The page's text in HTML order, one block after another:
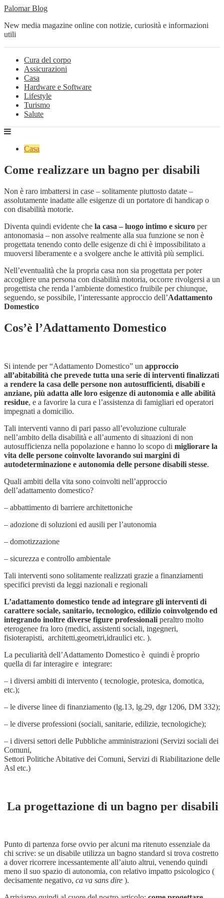
Palomar Blog
New media magazine online con notizie, curiosità e informazioni
utili
Cura del corpo
Assicurazioni
Casa
Hardware e Software
Lifestyle
Turismo
Salute
Casa
Come realizzare un bagno per disabili
Non è raro imbattersi in case – solitamente piuttosto datate –
assolutamente inadatte alle esigenze di un portatore di handicap o
con disabilità motorie.
Diventa quindi evidente che la casa – luogo intimo e sicuro per
antonomasia – non assolve realmente alla sua funzione se non è
progettata tenendo conto delle esigenze di chi è impossibilitato a
muoversi liberamente e a svolgere anche le attività più semplici.
Nell’eventualità che la propria casa non sia progettata per poter
accogliere una persona con disabilità motoria, occorre rivolgersi a un
progettista che renda l’ambiente domestico fruibile per chiunque,
seguendo, se possibile, l’interessante approccio dell’Adattamento
Domestico
Cos’è l’Adattamento Domestico
Si intende per “Adattamento Domestico” un approccio
all’abitabilità che prevede tutta una serie di interventi finalizzati
a rendere la casa delle persone non autosufficienti, disabili e
anziane, più adatta alle loro esigenze di autonomia e alle abilità
residue, e a favorire la cura e l’assistenza di famigliari ed operatori
impegnati a domicilio.
Tali interventi vanno di pari passo all’evoluzione culturale
nell’ambito della disabilità e all’aumento di situazioni di non
autosufficienza nella popolazione e hanno lo scopo di migliorare la
vita delle persone coinvolte lavorando sui margini di
autodeterminazione e autonomia delle persone disabili stesse.
Quali ambiti della vita sono coinvolti nell’approccio
dell’adattamento domestico?
– abbattimento di barriere architettoniche
– adozione di soluzioni ed ausili per l’autonomia
– domotizzazione
– sicurezza e controllo ambientale
Tali interventi sono solitamente realizzati grazie a finanziamenti
specifici previsti da leggi nazionali e regionali
L’adattamento domestico tende ad integrare gli interventi di
carattere sociale, sanitario, tecnologico, edilizio coinvolgendo ed
integrando inoltre diverse figure professionali peraltro molto
eterogenee fra loro (medici, assistenti sociali, ingegneri,
fisioterapisti, architetti,geometri,idraulici etc. ).
La peculiarità dell’Adattamento Domestico è quindi è proprio
quella di far interagire e integrare:
– i diversi ambiti di intervento ( tecnologie, protesica, domotica,
etc.);
– le diverse linee di finanziamento (lg.13, lg.29, dgr 1206, DM 332);
– le diverse professioni (sociali, sanitarie, edilizie, tecnologiche);
– i diversi settori delle Pubbliche amministrazioni (Servizi sociali dei
Comuni,
Settori Politiche Abitative dei Comuni, Servizi di Riabilitazione delle
Asl etc.)
La progettazione di un bagno per disabili
Punto di partenza forse ovvio per alcuni ma ritenuto essenziale da
chi scrive: se un disabile utilizza un bagno standard si trova costretto
a dover ricorrere incessantemente all’aiuto altrui, venendo quindi
meno il suo spazio di autonomia, con relativo impatto psicologico (
decisamente negativo, ca va sans dire ).